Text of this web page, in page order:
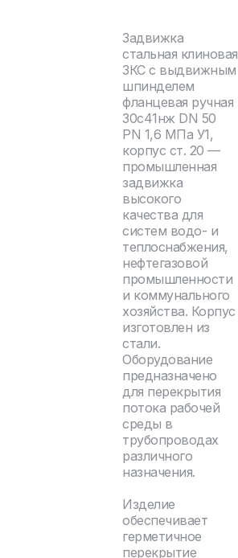
Задвижка
стальная клиновая
ЗКС с выдвижным
шпинделем
фланцевая ручная
30с41нж DN 50
PN 1,6 МПа У1,
корпус ст. 20 —
промышленная
задвижка
высокого
качества для
систем водо- и
теплоснабжения,
нефтегазовой
промышленности
и коммунального
хозяйства. Корпус
изготовлен из
стали.
Оборудование
предназначено
для перекрытия
потока рабочей
среды в
трубопроводах
различного
назначения.
Изделие
обеспечивает
герметичное
перекрытие